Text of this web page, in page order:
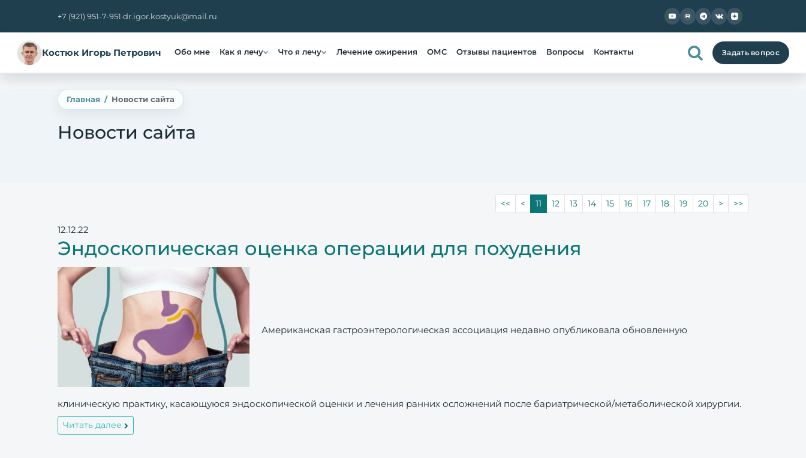
+7 (921) 951-7-951·dr.igor.kostyuk@mail.ru
Костюк Игорь Петрович Обо мне Как я лечу Что я лечу Лечение ожирения ОМС Отзывы пациентов Вопросы Контакты Задать вопрос
Главная Новости сайта
Новости сайта
<< < 11 12 13 14 15 16 17 18 19 20 > >>
12.12.22
Эндоскопическая оценка операции для похудения
Американская гастроэнтерологическая ассоциация недавно опубликовала обновленную
клиническую практику, касающуюся эндоскопической оценки и лечения ранних осложнений после бариатрической/метаболической хирургии.
Читать далее